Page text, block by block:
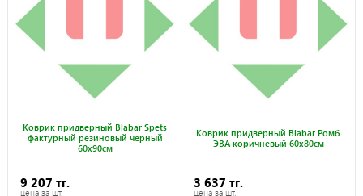
Коврик придверный Blabar Spets
фактурный резиновый черный
60х90см
9 207 тг.
цена за шт.
Коврик придверный Blabar Ромб
ЭВА коричневый 60x80см
3 637 тг.
цена за шт.